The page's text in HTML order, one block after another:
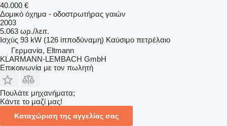
40.000 €
Δομικό όχημα - οδοστρωτήρας γαιών
2003
5.063 ωρ./λειτ.
Ισχύς 93 kW (126 ίπποδύναμη) Καύσιμο πετρέλαιο
Γερμανία, Eltmann
KLARMANN-LEMBACH GmbH
Επικοινωνία με τον πωλητή
Πουλάτε μηχανήματα;
Κάντε το μαζί μας!
Καταχώριση της αγγελίας σας